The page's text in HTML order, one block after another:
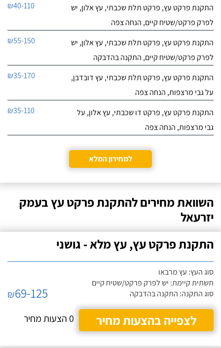
התקנת פרקט עץ, פרקט תלת שכבתי, עץ אלון, יש
לפרק פרקט/שטיח קיים, הנחה צפה
₪40-110
התקנת פרקט עץ, פרקט תלת שכבתי, עץ אלון, יש
לפרק פרקט/שטיח קיים, התקנה בהדבקה
₪55-150
התקנת פרקט עץ, פרקט תלת שכבתי, עץ דובדבן,
על גבי מרצפות, הנחה צפה
₪35-170
התקנת פרקט עץ, פרקט דו שכבתי, עץ אלון, על
גבי מרצפות, הנחה צפה
₪35-110
למחירון המלא
השוואת מחירים להתקנת פרקט עץ בעמק
יזרעאל
התקנת פרקט עץ, עץ מלא - גושני
סוג העץ: עץ מרבאו
תשתית קיימת: יש לפרק פרקט/שטיח קיים
סוג התקנה: התקנה בהדבקה
₪69-125
לצפייה בהצעות מחיר
0 הצעות מחיר